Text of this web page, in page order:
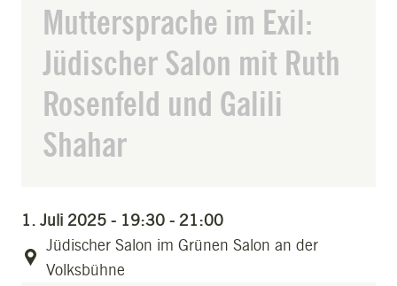
Muttersprache im Exil:
Jüdischer Salon mit Ruth
Rosenfeld und Galili
Shahar
1. Juli 2025 - 19:30 - 21:00
Jüdischer Salon im Grünen Salon an der
Volksbühne